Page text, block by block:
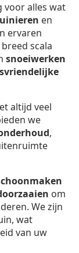
voor alles wat
en
ervaren
scala
snoeiwerken
altijd veel
we
,
om
We zijn
wat
van uw